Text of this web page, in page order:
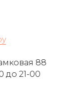
88
до 21-00